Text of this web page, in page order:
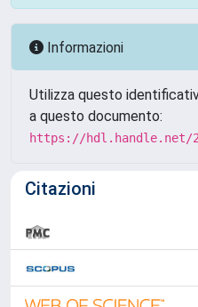
Informazioni
Utilizza questo
a questo documento:
https://hdl.handle.net/
Citazioni